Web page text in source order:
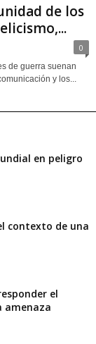
de los
0
de guerra suenan
y los...
en peligro
contexto de una
el
amenaza